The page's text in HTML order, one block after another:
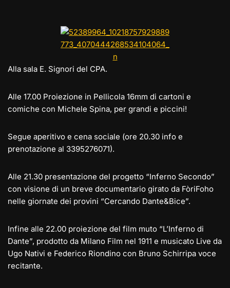
e
gr
a
m
o
d
o
s
A
p
e
b
k
l
k
Alla sala E. Signori del CPA.
Alle 17.00 Proiezione in Pellicola 16mm di cartoni e
comiche con Michele Spina, per grandi e piccini!
Segue aperitivo e cena sociale (ore 20.30 info e
prenotazione al 3395276071).
Alle 21.30 presentazione del progetto “Inferno Secondo”
con visione di un breve documentario girato da FòriFoho
nelle giornate dei provini “Cercando Dante&Bice”.
Infine alle 22.00 proiezione del film muto “L’Inferno di
Dante”, prodotto da Milano Film nel 1911 e musicato Live da
Ugo Nativi e Federico Riondino con Bruno Schirripa voce
recitante.